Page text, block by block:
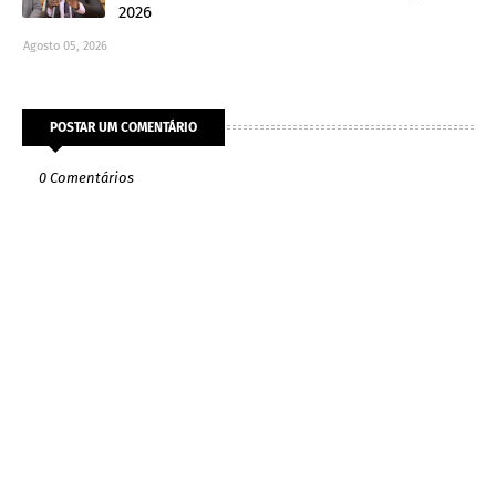
2026
Agosto 05, 2026
POSTAR UM COMENTÁRIO
0 Comentários